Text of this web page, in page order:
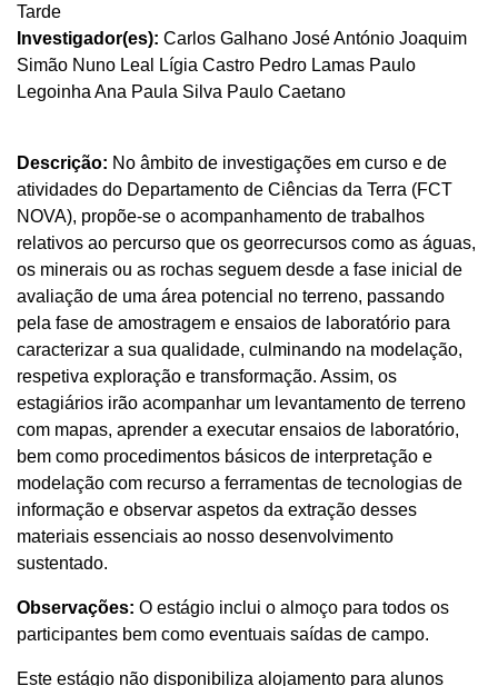
Tarde
Investigador(es): Carlos Galhano José António Joaquim
Simão Nuno Leal Lígia Castro Pedro Lamas Paulo
Legoinha Ana Paula Silva Paulo Caetano
Descrição: No âmbito de investigações em curso e de
atividades do Departamento de Ciências da Terra (FCT
NOVA), propõe-se o acompanhamento de trabalhos
relativos ao percurso que os georrecursos como as águas,
os minerais ou as rochas seguem desde a fase inicial de
avaliação de uma área potencial no terreno, passando
pela fase de amostragem e ensaios de laboratório para
caracterizar a sua qualidade, culminando na modelação,
respetiva exploração e transformação. Assim, os
estagiários irão acompanhar um levantamento de terreno
com mapas, aprender a executar ensaios de laboratório,
bem como procedimentos básicos de interpretação e
modelação com recurso a ferramentas de tecnologias de
informação e observar aspetos da extração desses
materiais essenciais ao nosso desenvolvimento
sustentado.
Observações: O estágio inclui o almoço para todos os
participantes bem como eventuais saídas de campo.
Este estágio não disponibiliza alojamento para alunos